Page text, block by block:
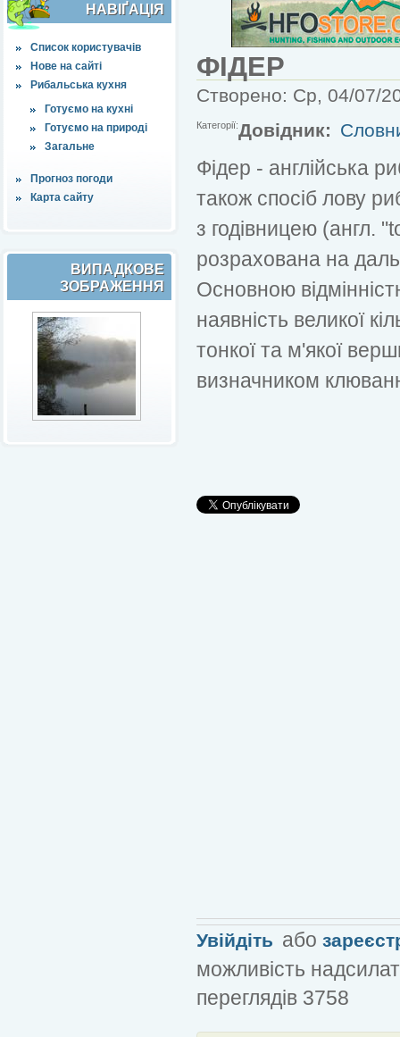
НАВІҐАЦІЯ
Список користувачів
Нове на сайті
Рибальська кухня
Готуємо на кухні
Готуємо на природі
Загальне
Прогноз погоди
Карта сайту
ВИПАДКОВЕ
ЗОБРАЖЕННЯ
ФІДЕР
Створено: Ср, 04/07/
Категорії:Довідник:
Фідер - англійська
також спосіб лову
з годівницею (англ.
розрахована на
Основною
наявність великої
тонкої та м'якої
визначником
Увійдіть або
можливість
переглядів 3758